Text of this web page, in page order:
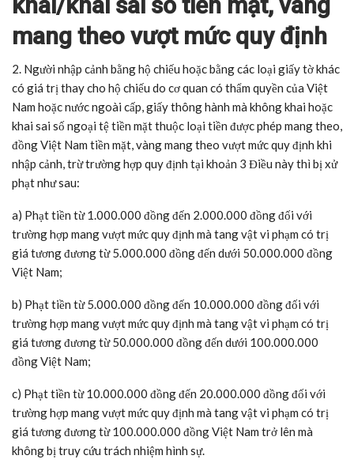
mang theo vượt mức quy định
2. Người nhập cảnh bằng hộ chiếu hoặc bằng các loại giấy tờ khác
có giá trị thay cho hộ chiếu do cơ quan có thẩm quyền của Việt
Nam hoặc nước ngoài cấp, giấy thông hành mà không khai hoặc
khai sai số ngoại tệ tiền mặt thuộc loại tiền được phép mang theo,
đồng Việt Nam tiền mặt, vàng mang theo vượt mức quy định khi
nhập cảnh, trừ trường hợp quy định tại khoản 3 Điều này thì bị xử
phạt như sau:
a) Phạt tiền từ 1.000.000 đồng đến 2.000.000 đồng đối với
trường hợp mang vượt mức quy định mà tang vật vi phạm có trị
giá tương đương từ 5.000.000 đồng đến dưới 50.000.000 đồng
Việt Nam;
b) Phạt tiền từ 5.000.000 đồng đến 10.000.000 đồng đối với
trường hợp mang vượt mức quy định mà tang vật vi phạm có trị
giá tương đương từ 50.000.000 đồng đến dưới 100.000.000
đồng Việt Nam;
c) Phạt tiền từ 10.000.000 đồng đến 20.000.000 đồng đối với
trường hợp mang vượt mức quy định mà tang vật vi phạm có trị
giá tương đương từ 100.000.000 đồng Việt Nam trở lên mà
không bị truy cứu trách nhiệm hình sự.